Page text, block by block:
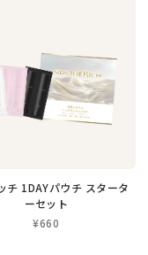
チ 1DAYパウチ スタータ
ーセット
¥660